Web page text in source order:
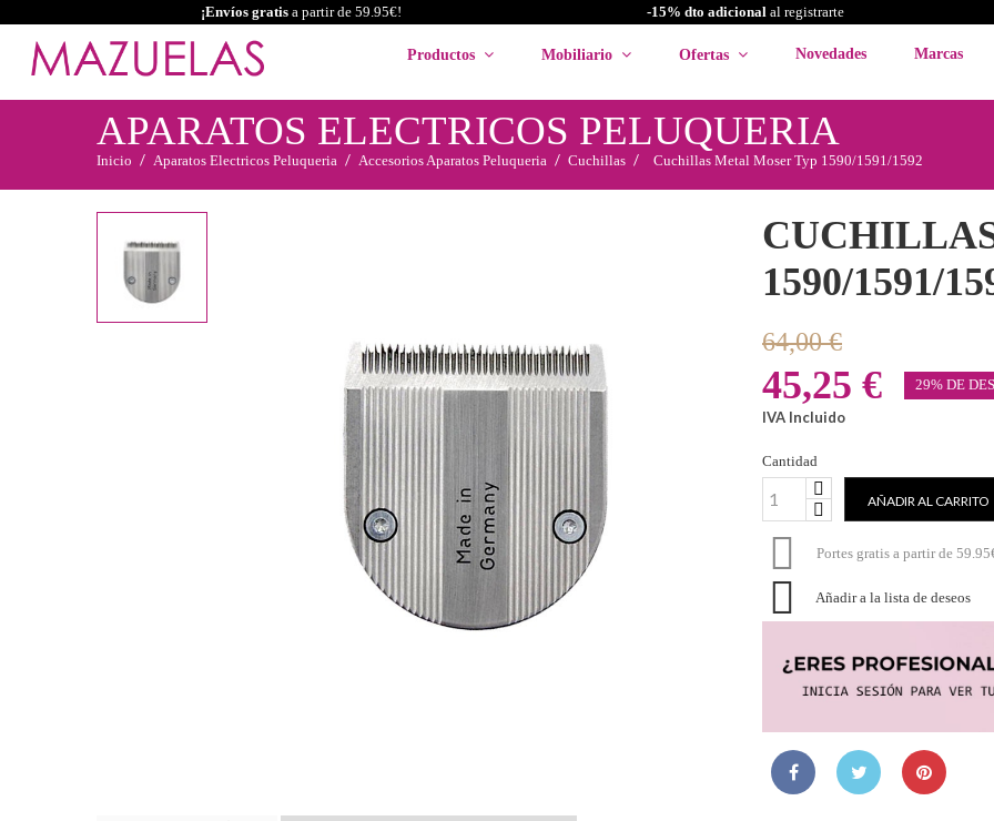
¡Envíos gratisa partir de 59.95€! -15% dto adicionalal registrarte
Productos Mobiliario Ofertas Novedades Marcas
APARATOS ELECTRICOS PELUQUERIA
Inicio Aparatos Electricos Peluqueria Accesorios Aparatos Peluqueria Cuchillas Cuchillas Metal Moser Typ 1590/1591/1592
1590/1591/
64,00 €
45,25 € 29% DE
IVA Incluido
Cantidad
AÑADIR AL CARRITO
 Portes gratis a partir de
 Añadir a la lista de deseos